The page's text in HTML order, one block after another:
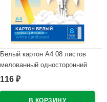
Белый картон А4 08 листов
мелованный односторонний
ЛУЧ Школа творчества 220г/м
116 ₽